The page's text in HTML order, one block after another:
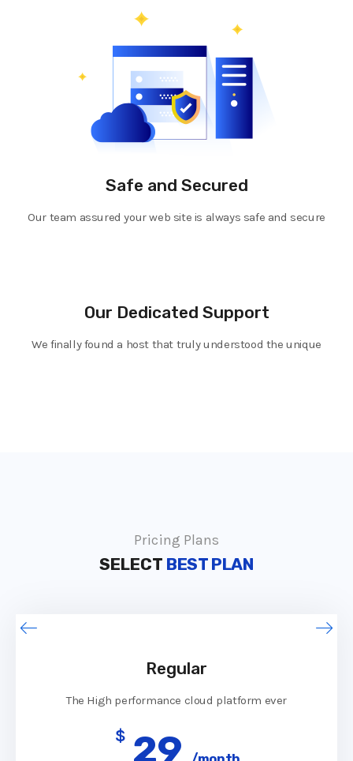
Safe and Secured
Our team assured your web site is always safe and secure
Our Dedicated Support
We finally found a host that truly understood the unique
Pricing Plans
SELECT BEST PLAN
Regular
The High performance cloud platform ever
$29